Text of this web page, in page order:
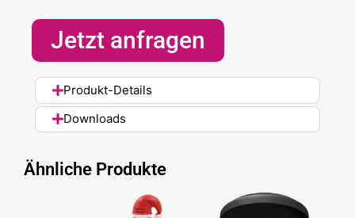
Jetzt anfragen
Produkt-Details
Downloads
Ähnliche Produkte